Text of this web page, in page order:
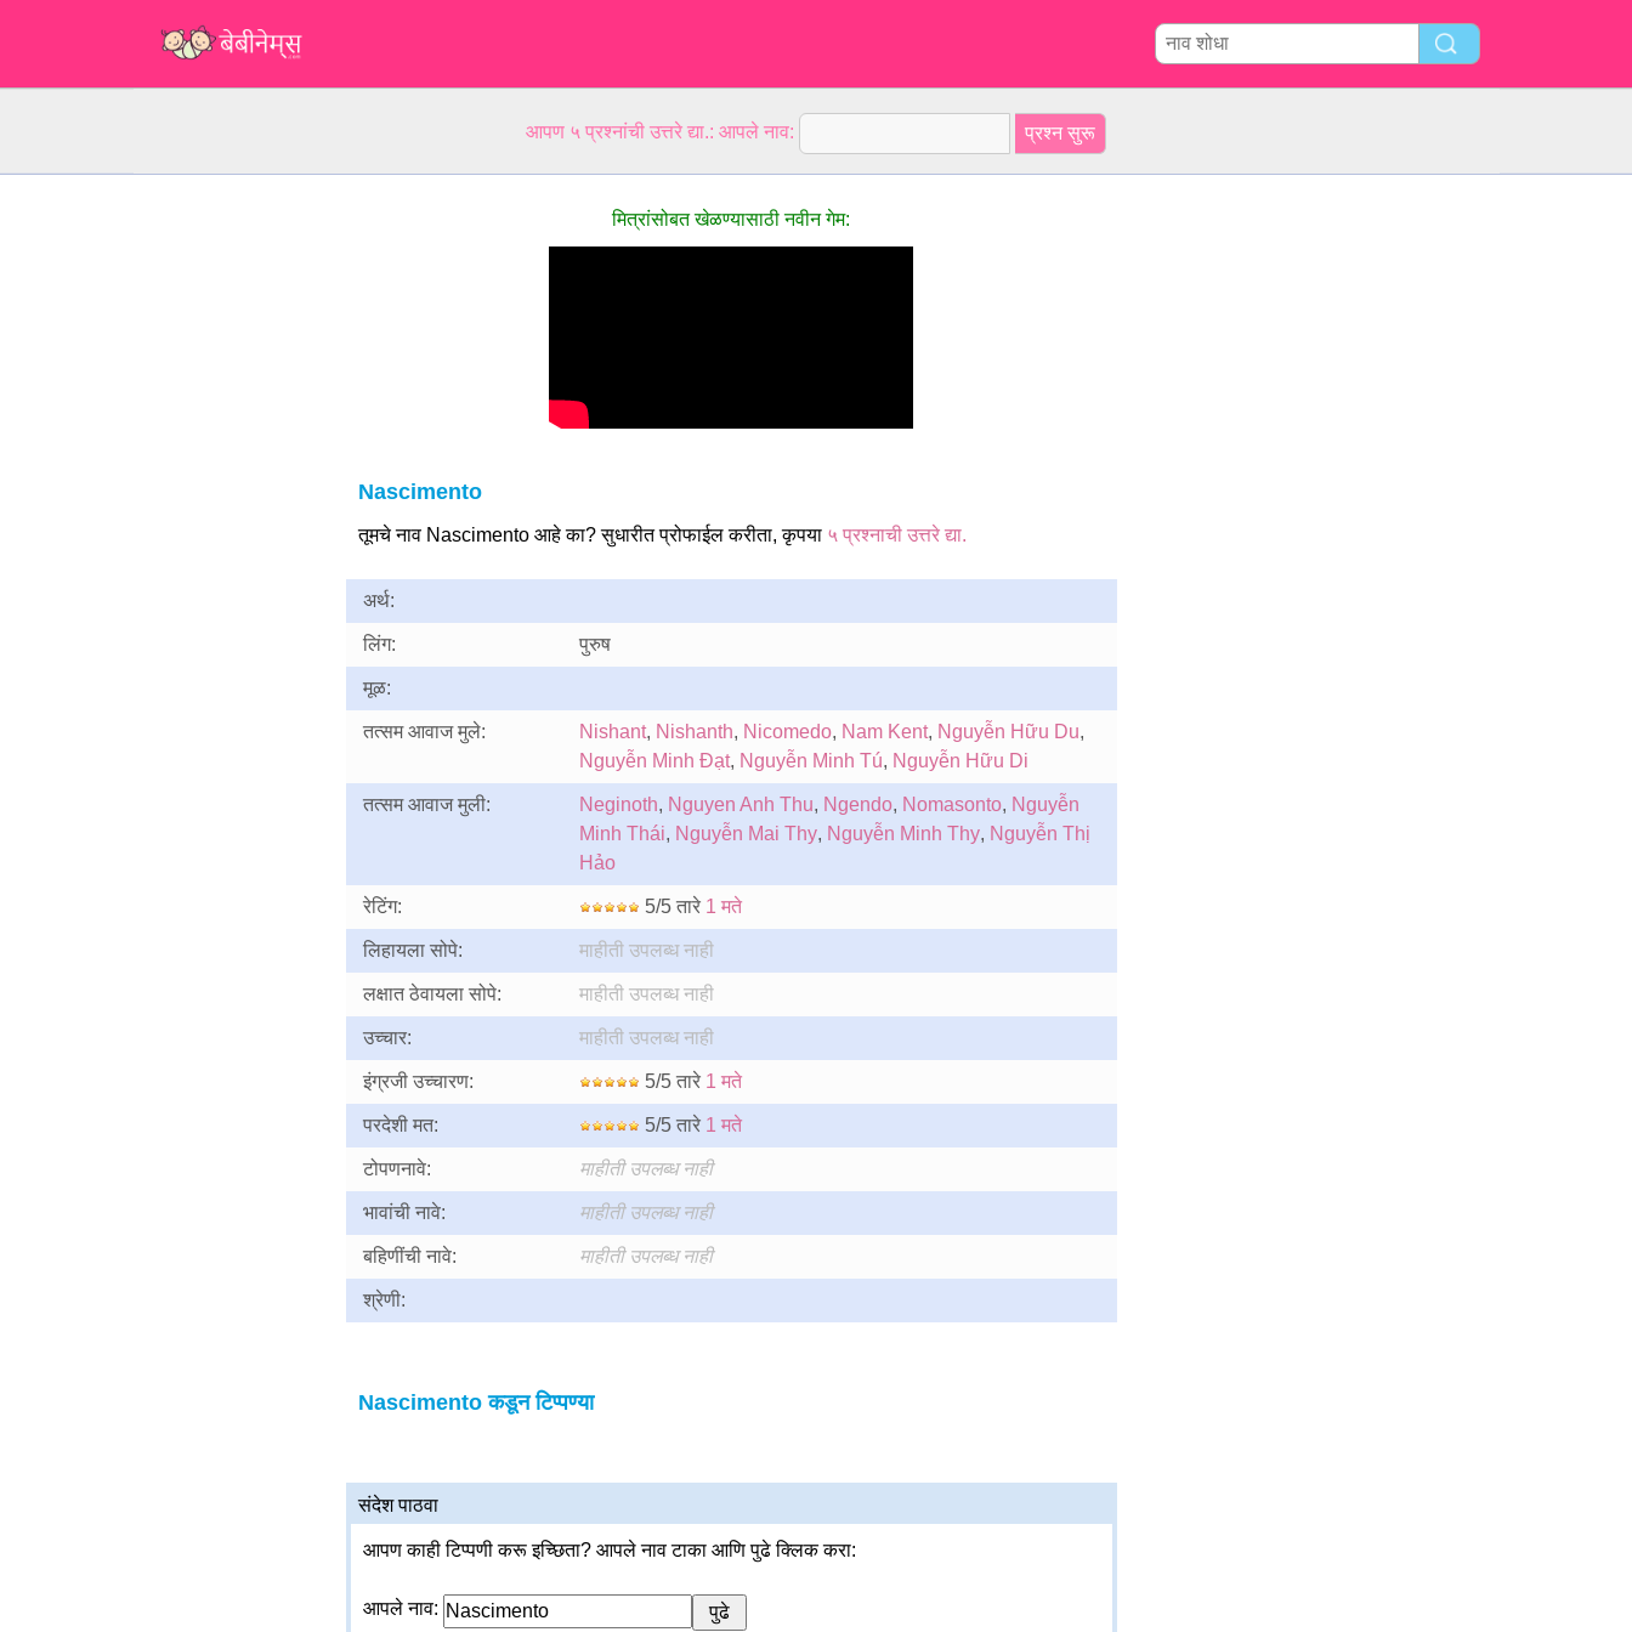
आपण ५ प्रश्नांची उत्तरे द्या.: आपले नाव:
मित्रांसोबत खेळण्यासाठी नवीन गेम:
Nascimento
तूमचे नाव Nascimento आहे का? सुधारीत प्रोफाईल करीता, कृपया ५ प्रश्नाची उत्तरे द्या.
अर्थ:
लिंग: पुरुष
मूळ:
तत्सम आवाज मुले: Nishant, Nishanth, Nicomedo, Nam Kent, Nguyễn Hữu Du,
Nguyễn Minh Đạt, Nguyễn Minh Tú, Nguyễn Hữu Di
तत्सम आवाज मुली: Neginoth, Nguyen Anh Thu, Ngendo, Nomasonto, Nguyễn
Minh Thái, Nguyễn Mai Thy, Nguyễn Minh Thy, Nguyễn Thị
Hảo
रेटिंग: 5/5 तारे 1 मते
लिहायला सोपे: माहीती उपलब्ध नाही
लक्षात ठेवायला सोपे: माहीती उपलब्ध नाही
उच्चार: माहीती उपलब्ध नाही
इंग्रजी उच्चारण: 5/5 तारे 1 मते
परदेशी मत: 5/5 तारे 1 मते
टोपणनावे: माहीती उपलब्ध नाही
भावांची नावे: माहीती उपलब्ध नाही
बहिणींची नावे: माहीती उपलब्ध नाही
श्रेणी:
Nascimento कडून टिप्पण्या
संदेश पाठवा
आपण काही टिप्पणी करू इच्छिता? आपले नाव टाका आणि पुढे क्लिक करा:
आपले नाव: